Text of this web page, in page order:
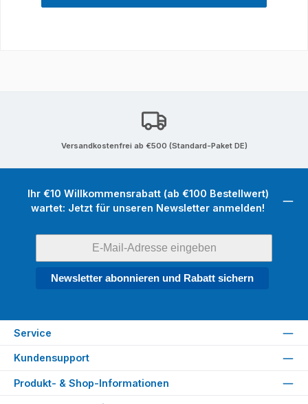
Versandkostenfrei ab €500 (Standard-Paket DE)
Ihr €10 Willkommensrabatt (ab €100 Bestellwert)
wartet: Jetzt für unseren Newsletter anmelden!
Newsletter abonnieren und Rabatt sichern
Service
Kundensupport
Produkt- & Shop-Informationen